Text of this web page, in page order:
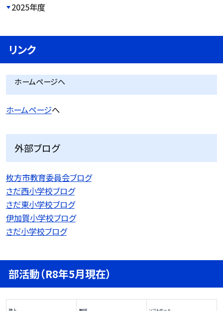
2025年度
リンク
ホームページへ
ホームページへ
外部ブログ
枚方市教育委員会ブログ
さだ西小学校ブログ
さだ東小学校ブログ
伊加賀小学校ブログ
さだ小学校ブログ
部活動（R8年5月現在）